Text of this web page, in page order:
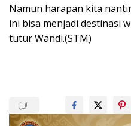
Namun harapan kita
ini bisa menjadi destinasi
tutur Wandi.(STM)